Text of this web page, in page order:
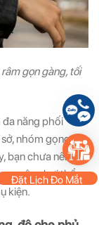
gọn gàng, tối
đa năng phối
nhóm gọng
bạn chưa nên
xuyên chơi thể
kiện.
Đặt Lịch Đo Mắt